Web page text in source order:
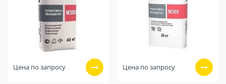
Цена по запросу Цена по запросу